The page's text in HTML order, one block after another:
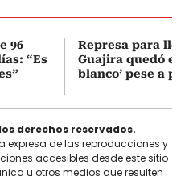
96
“Es
Represa para
Guajira quedó en
blanco’ pese a
los derechos reservados.
expresa de las reproducciones y
accesibles desde este sitio
u otros medios que resulten